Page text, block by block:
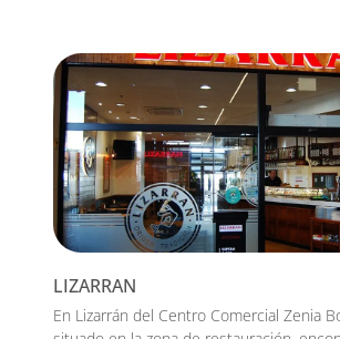
LIZARRAN
En Lizarrán del Centro Comercial Zenia